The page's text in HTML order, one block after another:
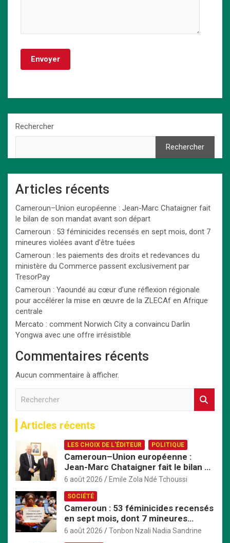
Rechercher
Rechercher
Articles récents
Cameroun–Union européenne : Jean-Marc Chataigner fait
le bilan de son mandat avant son départ
Cameroun : 53 féminicides recensés en sept mois, dont 7
mineures violées avant d’être tuées
Cameroun : les paiements des droits et redevances du
ministère du Commerce passent exclusivement par
TresorPay
Cameroun : Yaoundé au cœur d’une réflexion régionale
pour accélérer la mise en œuvre de la ZLECAf en Afrique
centrale
Mercato : comment Norwich City a convaincu Darlin
Yongwa avec une offre irrésistible
Commentaires récents
Aucun commentaire à afficher.
h
e
r
Articles récents
LES CHOIX DE L'ÉDITEUR POLITIQUE
Cameroun–Union européenne :
Jean-Marc Chataigner fait le bilan de
son mandat avant son départ
6 août 2026 Emile Zola Ndé Tchoussi
SOCIÉTÉ
Cameroun : 53 féminicides recensés
en sept mois, dont 7 mineures
violées avant d’être tuées
6 août 2026 Tonbon Nzali Nadia Sandrine